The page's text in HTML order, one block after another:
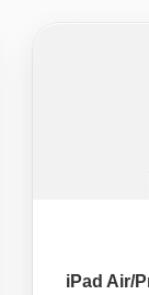
iPad Air/